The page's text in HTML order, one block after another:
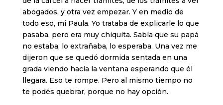
abogados, y otra vez empezar. Y en medio de
todo eso, mi Paula. Yo trataba de explicarle lo que
pasaba, pero era muy chiquita. Sabía que su papá
no estaba, lo extrañaba, lo esperaba. Una vez me
dijeron que se quedó dormida sentada en una
grada viendo hacia la ventana esperando que él
llegara. Eso te rompe. Pero al mismo tiempo no
te podés quebrar, porque no hay opción.